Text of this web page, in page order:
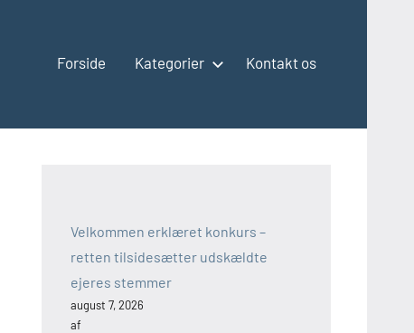
Forside Kategorier Kontakt os
Velkommen erklæret konkurs –
retten tilsidesætter udskældte
ejeres stemmer
august 7, 2026
af